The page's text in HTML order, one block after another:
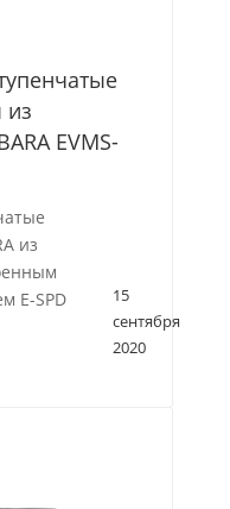
15
сентября
2020
из
EVMS-
из
E-SPD